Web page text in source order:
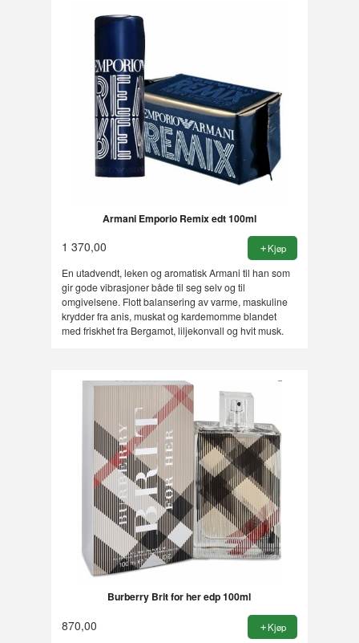
Armani Emporio Remix edt 100ml
1 370,00 Kjøp
En utadvendt, leken og aromatisk Armani til han som
gir gode vibrasjoner både til seg selv og til
omgivelsene. Flott balansering av varme, maskuline
krydder fra anis, muskat og kardemomme blandet
med friskhet fra Bergamot, liljekonvall og hvit musk.
Burberry Brit for her edp 100ml
870,00 Kjøp